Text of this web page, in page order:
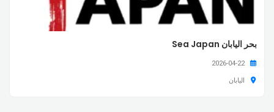
بحر اليابان Sea Japan
2026-04-22
اليابان